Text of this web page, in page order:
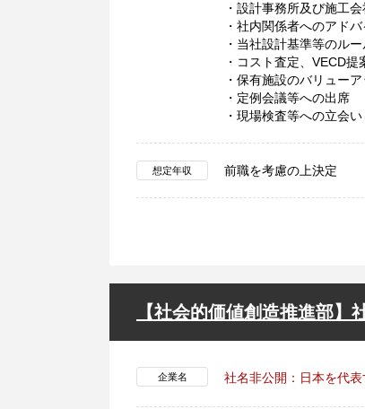
・設計事務所及び施工
・社内関係者へのアド
・当社設計基準等のル
・コスト査定、VECD提
・保有施設のバリュー
・定例会議等への出席
・現場検査等への立会い
想定年収 前職を考慮の上決定
【社会的価値創造推進部
企業名 社名非公開：日本を代